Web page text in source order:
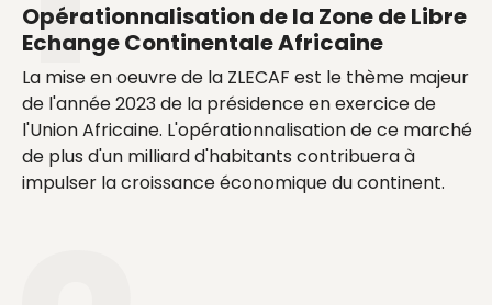
Opérationnalisation de la Zone de Libre
Echange Continentale Africaine
La mise en oeuvre de la ZLECAF est le thème majeur
de l'année 2023 de la présidence en exercice de
l'Union Africaine. L'opérationnalisation de ce marché
de plus d'un milliard d'habitants contribuera à
impulser la croissance économique du continent.